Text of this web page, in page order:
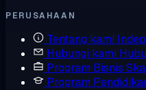
PERUSAHAAN
Tentang kami
Hubungi kami
Program Bisnis
Program